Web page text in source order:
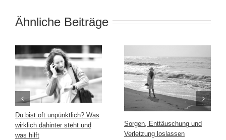
Ähnliche Beiträge
Du bist oft unpünktlich? Was
wirklich dahinter steht und
was hilft
Sorgen, Enttäuschung und
Verletzung loslassen